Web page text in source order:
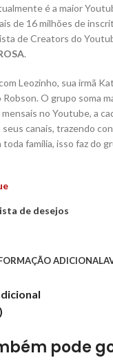
é a maior
de 16 milhões de
de Creators do
.
Leozinho, sua irmã
Robson. O grupo soma
no Youtube, a
canais, trazendo
toda família, isso faz do
de desejos
ADICIONAL
pode